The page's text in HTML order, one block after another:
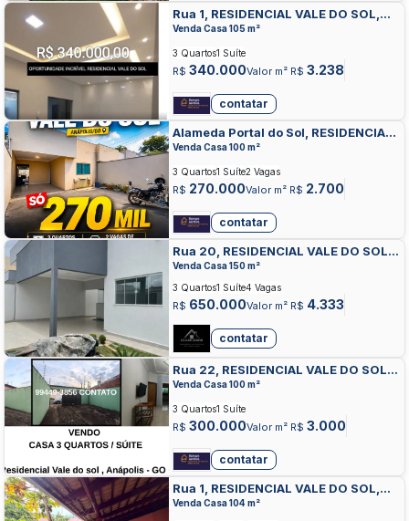
Rua 1, RESIDENCIAL VALE DO SOL,
ANAPOLIS
Venda Casa 105 m²
R$ 340.000Valor m² R$ 3.238
3 Quartos1 Suíte
contatar
Alameda Portal do Sol, RESIDENCIAL
VALE DO SOL, ANAPOLIS
Venda Casa 100 m²
R$ 270.000Valor m² R$ 2.700
3 Quartos1 Suíte2 Vagas
contatar
Rua 20, RESIDENCIAL VALE DO SOL,
ANAPOLIS
Venda Casa 150 m²
R$ 650.000Valor m² R$ 4.333
3 Quartos1 Suíte4 Vagas
contatar
Rua 22, RESIDENCIAL VALE DO SOL,
ANAPOLIS
Venda Casa 100 m²
R$ 300.000Valor m² R$ 3.000
3 Quartos1 Suíte
contatar
Rua 1, RESIDENCIAL VALE DO SOL,
ANAPOLIS
Venda Casa 104 m²